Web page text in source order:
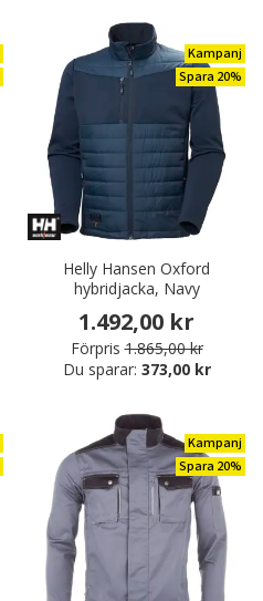
Kampanj
Spara 20%
Helly Hansen Oxford
hybridjacka, Navy
1.492,00 kr
Förpris 1.865,00 kr
Du sparar: 373,00 kr
Kampanj
Spara 20%